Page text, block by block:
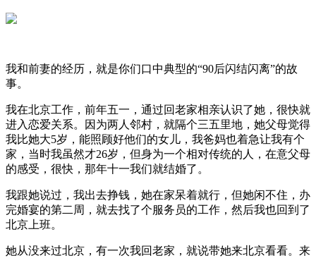
我和前妻的经历，就是你们口中典型的“90后闪结闪离”的故
事。
我在北京工作，前年五一，通过回老家相亲认识了她，很快就
进入恋爱关系。因为两人邻村，就隔个三五里地，她父母觉得
我比她大5岁，能照顾好他们的女儿，我爸妈也着急让我有个
家，当时我虽然才26岁，但身为一个相对传统的人，在意父母
的感受，很快，那年十一我们就结婚了。
我跟她说过，我出去挣钱，她在家呆着就行，但她闲不住，办
完婚宴的第二周，就去找了个服务员的工作，然后我也回到了
北京上班。
她从没来过北京，有一次我回老家，就说带她来北京看看。来